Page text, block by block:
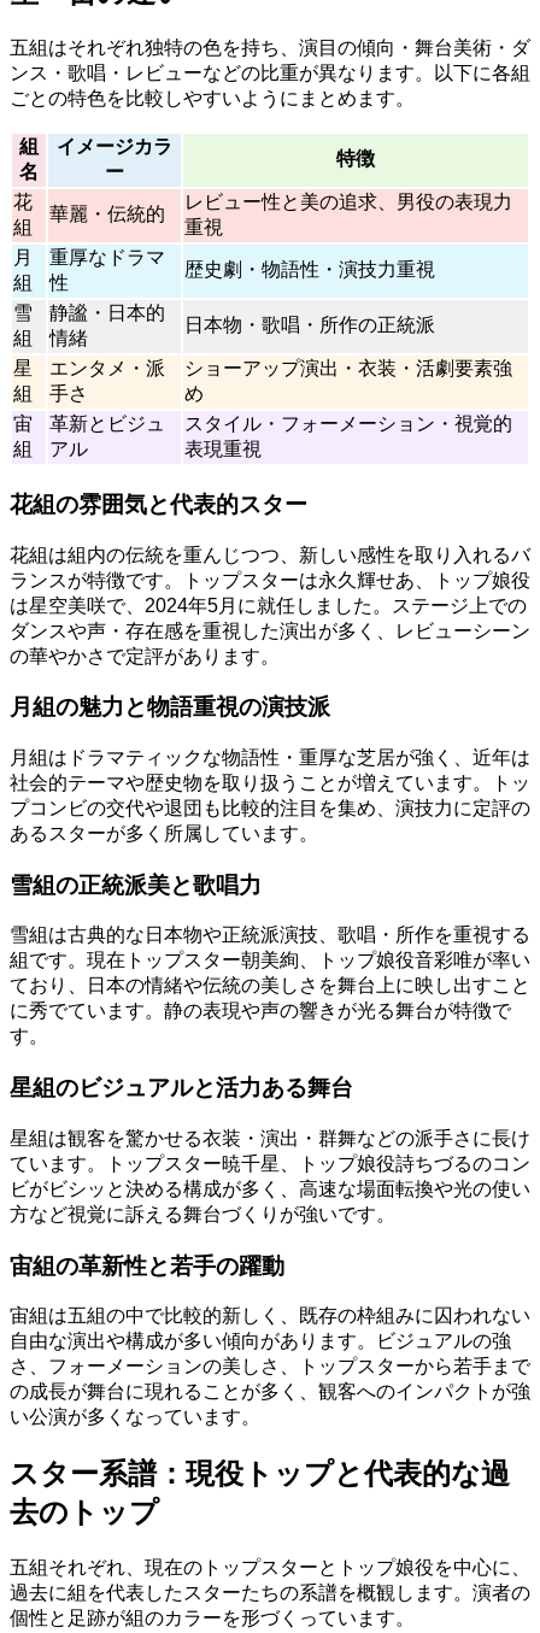
五組はそれぞれ独特の色を持ち、演目の傾向・舞台美術・ダ
ンス・歌唱・レビューなどの比重が異なります。以下に各組
ごとの特色を比較しやすいようにまとめます。
組
名
イメージカラ
ー
特徴
花
組
華麗・伝統的
レビュー性と美の追求、男役の表現力
重視
月
組
重厚なドラマ
性
歴史劇・物語性・演技力重視
雪
組
静謐・日本的
情緒
日本物・歌唱・所作の正統派
星
組
エンタメ・派
手さ
ショーアップ演出・衣装・活劇要素強
め
宙
組
革新とビジュ
アル
スタイル・フォーメーション・視覚的
表現重視
花組の雰囲気と代表的スター
花組は組内の伝統を重んじつつ、新しい感性を取り入れるバ
ランスが特徴です。トップスターは永久輝せあ、トップ娘役
は星空美咲で、2024年5月に就任しました。ステージ上での
ダンスや声・存在感を重視した演出が多く、レビューシーン
の華やかさで定評があります。
月組の魅力と物語重視の演技派
月組はドラマティックな物語性・重厚な芝居が強く、近年は
社会的テーマや歴史物を取り扱うことが増えています。トッ
プコンビの交代や退団も比較的注目を集め、演技力に定評の
あるスターが多く所属しています。
雪組の正統派美と歌唱力
雪組は古典的な日本物や正統派演技、歌唱・所作を重視する
組です。現在トップスター朝美絢、トップ娘役音彩唯が率い
ており、日本の情緒や伝統の美しさを舞台上に映し出すこと
に秀でています。静の表現や声の響きが光る舞台が特徴で
す。
星組のビジュアルと活力ある舞台
星組は観客を驚かせる衣装・演出・群舞などの派手さに長け
ています。トップスター暁千星、トップ娘役詩ちづるのコン
ビがビシッと決める構成が多く、高速な場面転換や光の使い
方など視覚に訴える舞台づくりが強いです。
宙組の革新性と若手の躍動
宙組は五組の中で比較的新しく、既存の枠組みに囚われない
自由な演出や構成が多い傾向があります。ビジュアルの強
さ、フォーメーションの美しさ、トップスターから若手まで
の成長が舞台に現れることが多く、観客へのインパクトが強
い公演が多くなっています。
スター系譜：現役トップと代表的な過
去のトップ
五組それぞれ、現在のトップスターとトップ娘役を中心に、
過去に組を代表したスターたちの系譜を概観します。演者の
個性と足跡が組のカラーを形づくっています。